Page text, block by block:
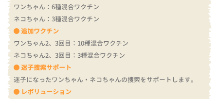
ワンちゃん：6種混合ワクチン
ネコちゃん：3種混合ワクチン
追加ワクチン
ワンちゃん2、3回目：10種混合ワクチン
ネコちゃん2、3回目：3種混合ワクチン
迷子捜索サポート
迷子になったワンちゃん・ネコちゃんの捜索をサポートします。
レボリューション